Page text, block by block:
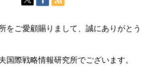
をご愛顧賜りまして、誠にありがとう
国際戦略情報研究所でございます。